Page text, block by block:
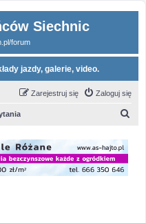
Siechnic
forum
jazdy, galerie, video.
Zaloguj się
Zarejestruj się